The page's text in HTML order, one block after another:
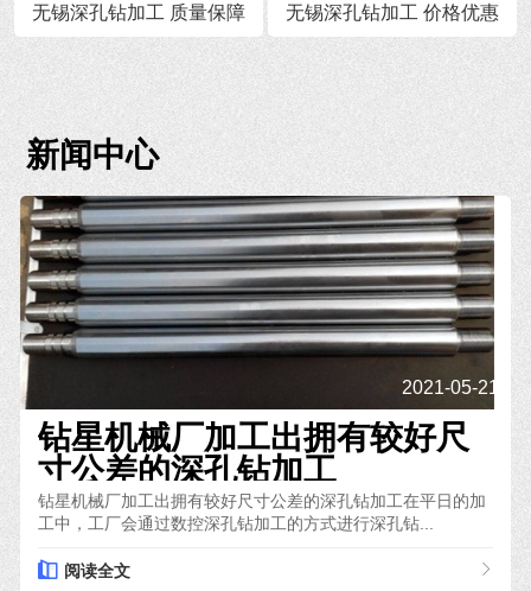
无锡深孔钻加工 质量保障 无锡深孔钻加工 价格优惠
新闻中心
2021-05-21
钻星机械厂加工出拥有较好尺
寸公差的深孔钻加工
钻星机械厂加工出拥有较好尺寸公差的深孔钻加工在平日的加
工中，工厂会通过数控深孔钻加工的方式进行深孔钻...
阅读全文